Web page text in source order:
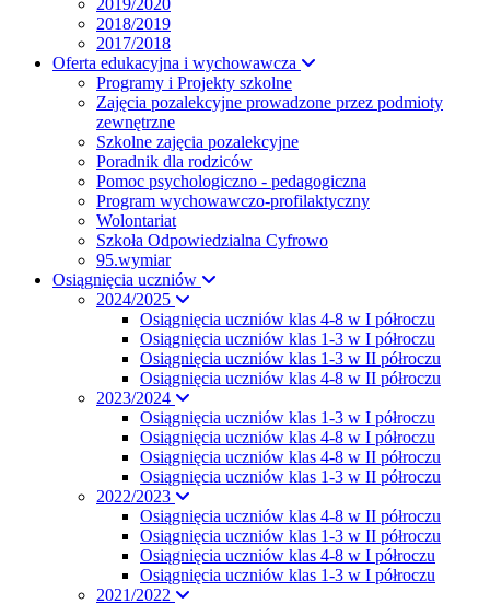
2018/2019
2017/2018
Oferta edukacyjna i wychowawcza
Programy i Projekty szkolne
Zajęcia pozalekcyjne prowadzone przez podmioty
zewnętrzne
Szkolne zajęcia pozalekcyjne
Poradnik dla rodziców
Pomoc psychologiczno - pedagogiczna
Program wychowawczo-profilaktyczny
Wolontariat
Szkoła Odpowiedzialna Cyfrowo
95.wymiar
Osiągnięcia uczniów
2024/2025
Osiągnięcia uczniów klas 4-8 w I półroczu
Osiągnięcia uczniów klas 1-3 w I półroczu
Osiągnięcia uczniów klas 1-3 w II półroczu
Osiągnięcia uczniów klas 4-8 w II półroczu
2023/2024
Osiągnięcia uczniów klas 1-3 w I półroczu
Osiągnięcia uczniów klas 4-8 w I półroczu
Osiągnięcia uczniów klas 4-8 w II półroczu
Osiągnięcia uczniów klas 1-3 w II półroczu
2022/2023
Osiągnięcia uczniów klas 4-8 w II półroczu
Osiągnięcia uczniów klas 1-3 w II półroczu
Osiągnięcia uczniów klas 4-8 w I półroczu
Osiągnięcia uczniów klas 1-3 w I półroczu
2021/2022